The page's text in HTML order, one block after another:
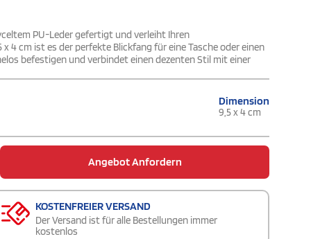
PU-Leder gefertigt und verleiht Ihren
4 cm ist es der perfekte Blickfang für eine Tasche oder einen
befestigen und verbindet einen dezenten Stil mit einer
Dimension
9,5 x 4 cm
Angebot Anfordern
KOSTENFREIER VERSAND
Der Versand ist für alle Bestellungen immer
kostenlos